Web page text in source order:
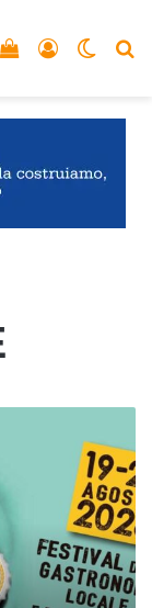
Accedi
Vedi il carrello